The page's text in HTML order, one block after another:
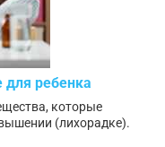
ребенка
которые
(лихорадке).